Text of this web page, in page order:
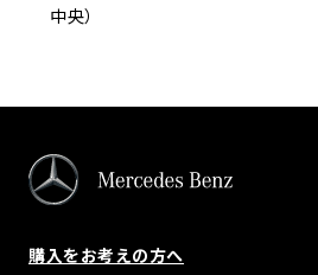
中央）
購入をお考えの方へ